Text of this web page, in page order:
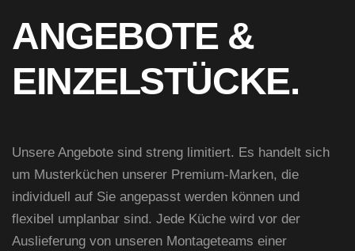
ANGEBOTE &
EINZELSTÜCKE.
Unsere Angebote sind streng limitiert. Es handelt sich
um Musterküchen unserer Premium-Marken, die
individuell auf Sie angepasst werden können und
flexibel umplanbar sind. Jede Küche wird vor der
Auslieferung von unseren Montageteams einer